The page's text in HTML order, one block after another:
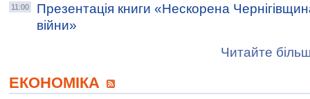
11:00
Презентація книги «Нескорена
війни»
Читайте
ЕКОНОМІКА